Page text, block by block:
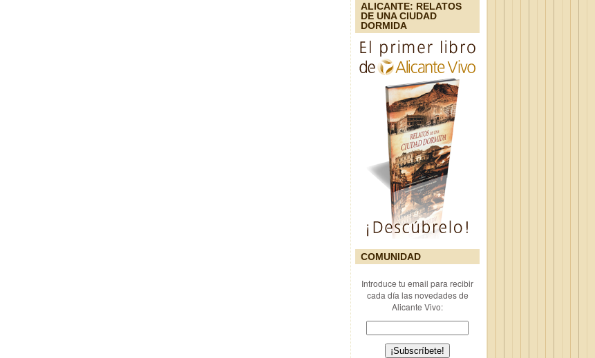
ALICANTE: RELATOS
DE UNA CIUDAD
DORMIDA
COMUNIDAD
Introduce tu email para recibir
cada día las novedades de
Alicante Vivo: